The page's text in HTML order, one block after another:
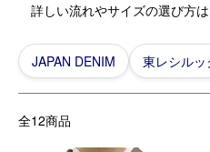
詳しい流れやサイズの選び方は
アイテムから探す
JAPAN DENIM 東レシル
全12商品